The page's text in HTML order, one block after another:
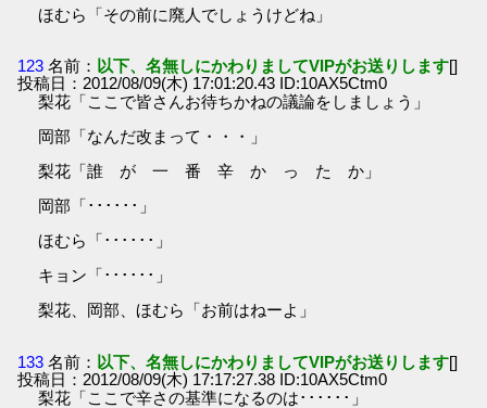
ほむら「その前に廃人でしょうけどね」
123 名前： 以下、名無しにかわりましてVIPがお送りします[]
投稿日：2012/08/09(木) 17:01:20.43 ID:10AX5Ctm0
梨花「ここで皆さんお待ちかねの議論をしましょう」
岡部「なんだ改まって・・・」
梨花「誰 が 一 番 辛 か っ た か」
岡部「･･････」
ほむら「･･････」
キョン「･･････」
梨花、岡部、ほむら「お前はねーよ」
133 名前： 以下、名無しにかわりましてVIPがお送りします[]
投稿日：2012/08/09(木) 17:17:27.38 ID:10AX5Ctm0
梨花「ここで辛さの基準になるのは･･････」